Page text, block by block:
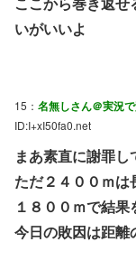
いがいいよ
15： 名無しさん＠実況
ID:I+xI50fa0.net
まあ素直に謝罪
ただ２４００ｍは
１８００ｍで結
今日の敗因は距離